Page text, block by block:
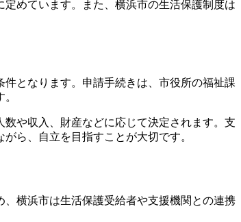
めています。また、横浜市の生活保護制度は
となります。申請手続きは、市役所の福祉課
や収入、財産などに応じて決定されます。支
ら、自立を目指すことが大切です。
横浜市は生活保護受給者や支援機関との連携